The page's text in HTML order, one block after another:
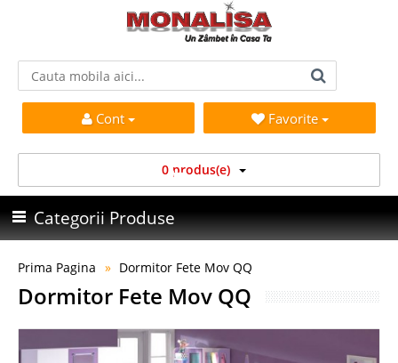
Cont Favorite
0 produs(e)
Categorii Produse
Prima Pagina Dormitor Fete Mov QQ
Dormitor Fete Mov QQ